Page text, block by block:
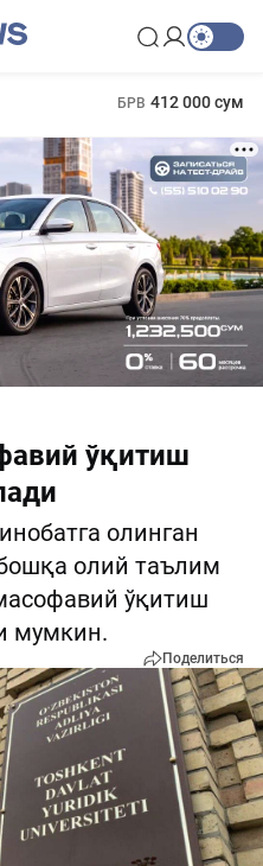
БРВ 412 000 сум
ўқитиш
олинган
олий таълим
ўқитиш
мумкин.
Поделиться